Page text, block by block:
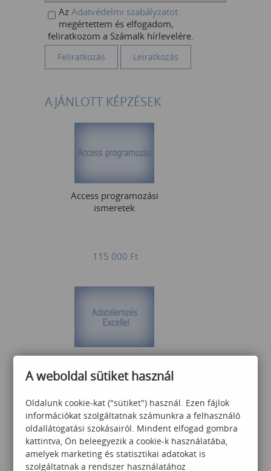
Az Adatvédelmi szabályzatot
megértettem és elfogadom,
feliratkozom a Számalk hírlevelére.
AJÁNLOTT KÉPZÉSEK
Access programozási
ismeretek
115 000 Ft
Adatelemzés alap
70 000Ft
A weboldal sütiket használ
Oldalunk cookie-kat ("sütiket") használ. Ezen fájlok
információkat szolgáltatnak számunkra a felhasználó
oldallátogatási szokásairól. Mindent elfogad gombra
kattintva, Ön beleegyezik a cookie-k használatába,
amelyek marketing és statisztikai adatokat is
szolgáltatnak a rendszer használatához